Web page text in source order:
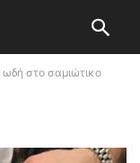
στο σαμιώτικο